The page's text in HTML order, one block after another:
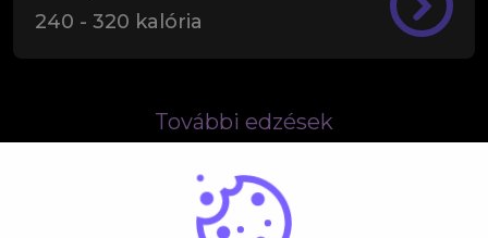
240 - 320 kalória
További edzések
Kérdésed van? Lépj velünk kapcsolatba!